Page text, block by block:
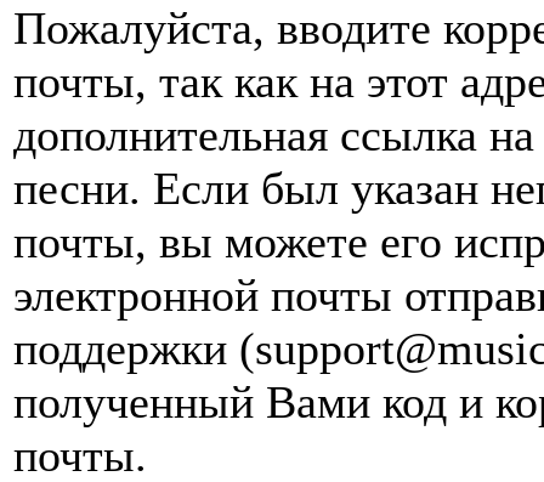
Пожалуйста, вводите
почты, так как на этот
дополнительная ссылка
песни. Если был указан
почты, вы можете его
электронной почты
поддержки
полученный Вами код и
почты.